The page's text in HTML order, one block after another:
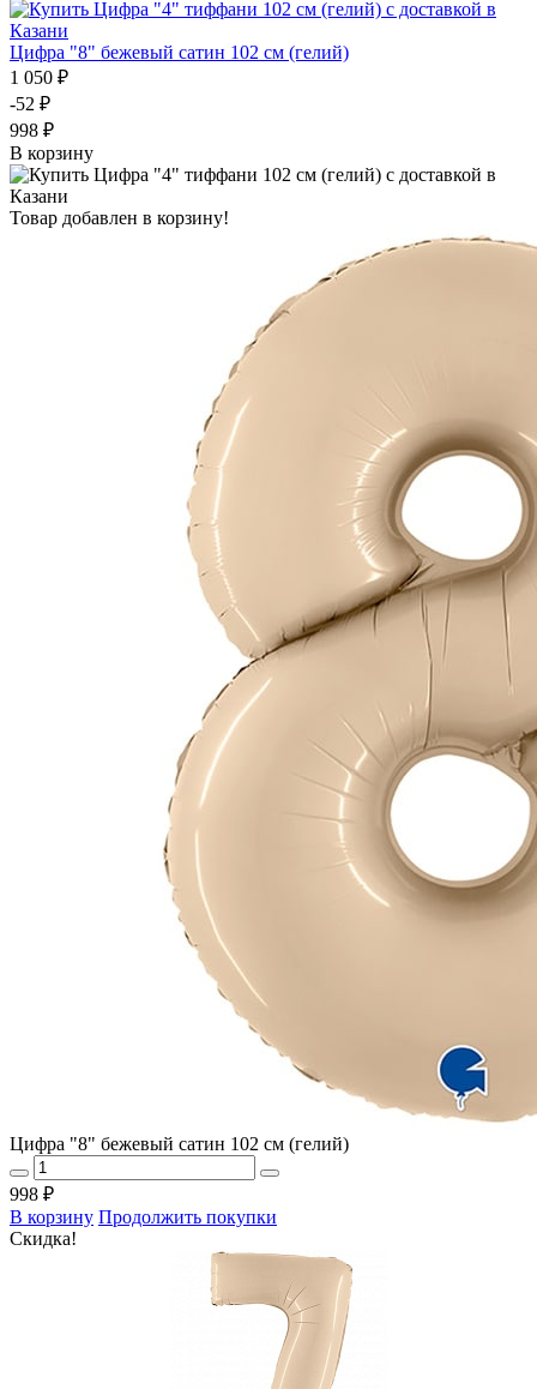
Цифра "8" бежевый сатин 102 см (гелий)
1 050 ₽
-52 ₽
998 ₽
В корзину
Товар добавлен в корзину!
Цифра "8" бежевый сатин 102 см (гелий)
998 ₽
В корзину Продолжить покупки
Скидка!